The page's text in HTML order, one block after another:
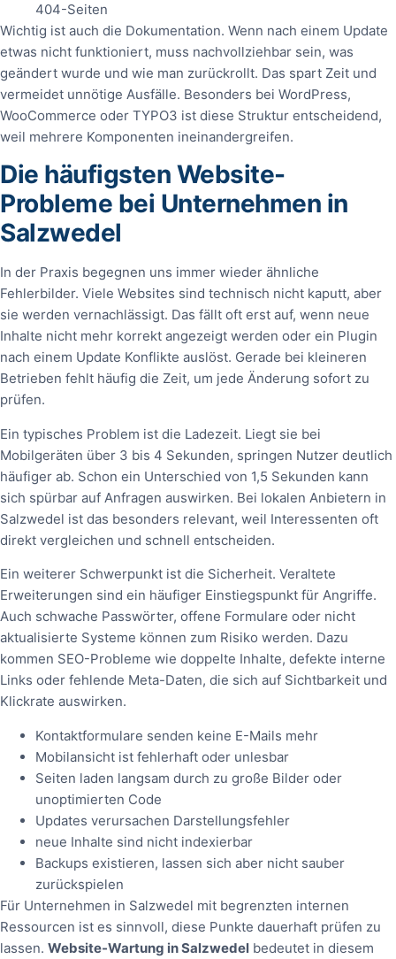
404-Seiten
Wichtig ist auch die Dokumentation. Wenn nach einem Update
etwas nicht funktioniert, muss nachvollziehbar sein, was
geändert wurde und wie man zurückrollt. Das spart Zeit und
vermeidet unnötige Ausfälle. Besonders bei WordPress,
WooCommerce oder TYPO3 ist diese Struktur entscheidend,
weil mehrere Komponenten ineinandergreifen.
Die häufigsten Website-
Probleme bei Unternehmen in
Salzwedel
In der Praxis begegnen uns immer wieder ähnliche
Fehlerbilder. Viele Websites sind technisch nicht kaputt, aber
sie werden vernachlässigt. Das fällt oft erst auf, wenn neue
Inhalte nicht mehr korrekt angezeigt werden oder ein Plugin
nach einem Update Konflikte auslöst. Gerade bei kleineren
Betrieben fehlt häufig die Zeit, um jede Änderung sofort zu
prüfen.
Ein typisches Problem ist die Ladezeit. Liegt sie bei
Mobilgeräten über 3 bis 4 Sekunden, springen Nutzer deutlich
häufiger ab. Schon ein Unterschied von 1,5 Sekunden kann
sich spürbar auf Anfragen auswirken. Bei lokalen Anbietern in
Salzwedel ist das besonders relevant, weil Interessenten oft
direkt vergleichen und schnell entscheiden.
Ein weiterer Schwerpunkt ist die Sicherheit. Veraltete
Erweiterungen sind ein häufiger Einstiegspunkt für Angriffe.
Auch schwache Passwörter, offene Formulare oder nicht
aktualisierte Systeme können zum Risiko werden. Dazu
kommen SEO-Probleme wie doppelte Inhalte, defekte interne
Links oder fehlende Meta-Daten, die sich auf Sichtbarkeit und
Klickrate auswirken.
Kontaktformulare senden keine E-Mails mehr
Mobilansicht ist fehlerhaft oder unlesbar
Seiten laden langsam durch zu große Bilder oder
unoptimierten Code
Updates verursachen Darstellungsfehler
neue Inhalte sind nicht indexierbar
Backups existieren, lassen sich aber nicht sauber
zurückspielen
Für Unternehmen in Salzwedel mit begrenzten internen
Ressourcen ist es sinnvoll, diese Punkte dauerhaft prüfen zu
lassen. Website-Wartung in Salzwedel bedeutet in diesem